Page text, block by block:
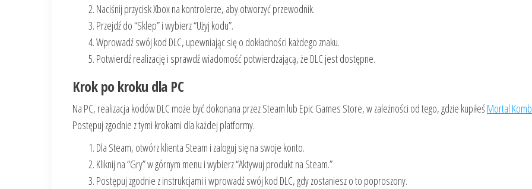
Naciśnij przycisk Xbox na kontrolerze, aby otworzyć przewodnik.
Przejdź do “Sklep” i wybierz “Użyj kodu”.
Wprowadź swój kod DLC, upewniając się o dokładności każdego znaku.
Potwierdź realizację i sprawdź wiadomość potwierdzającą, że DLC jest dostępne.
Krok po kroku dla PC
Na PC, realizacja kodów DLC może być dokonana przez Steam lub Epic Games Store, w zależności od tego, gdzie kupiłeś Mortal
Postępuj zgodnie z tymi krokami dla każdej platformy.
Dla Steam, otwórz klienta Steam i zaloguj się na swoje konto.
Kliknij na “Gry” w górnym menu i wybierz “Aktywuj produkt na Steam.”
Postępuj zgodnie z instrukcjami i wprowadź swój kod DLC, gdy zostaniesz o to poproszony.